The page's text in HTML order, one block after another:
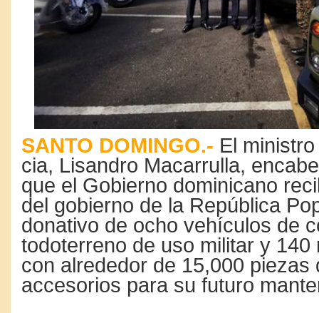
SANTO DOMINGO.- El
cia, Lisandro Macarrulla,
que el Gobierno dominicano
del gobier­no de la República
donativo de ocho vehículos de
todoterreno de uso mi­litar y 140
con alrededor de 15,000 piezas
acce­sorios para su futuro